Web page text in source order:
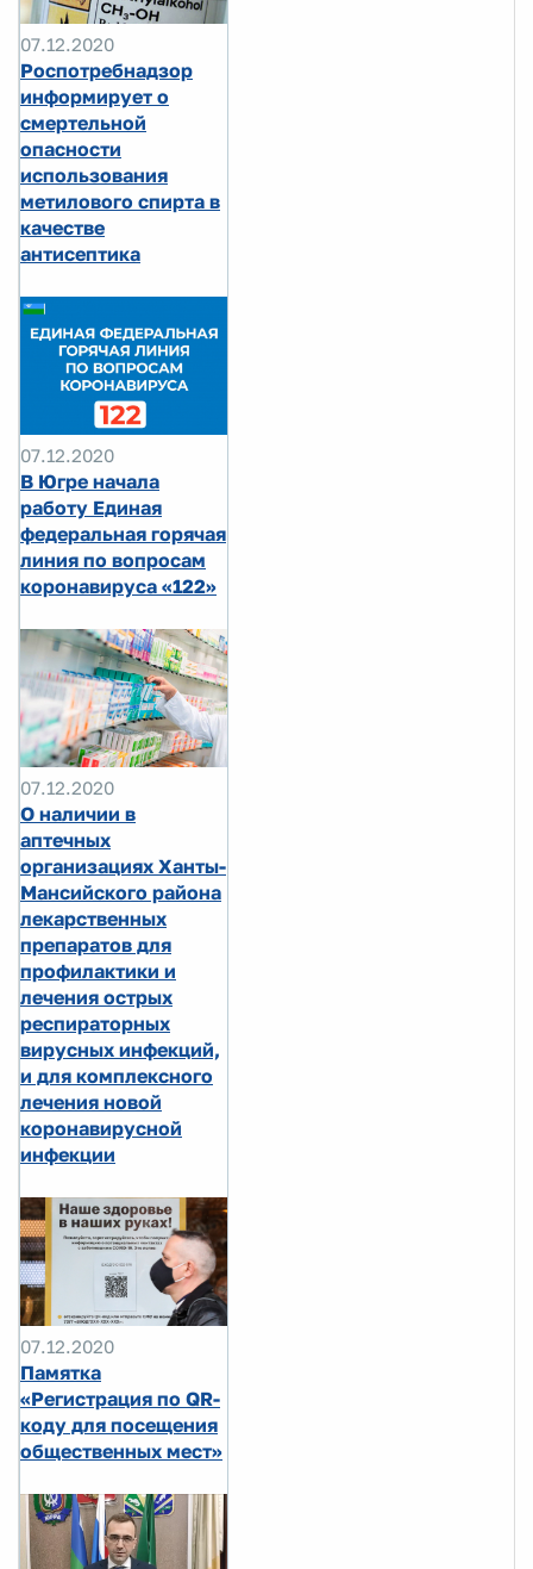
07.12.2020
Роспотребнадзор
информирует о
смертельной
опасности
использования
метилового спирта в
качестве
антисептика
07.12.2020
В Югре начала
работу Единая
федеральная горячая
линия по вопросам
коронавируса «122»
07.12.2020
О наличии в
аптечных
организациях Ханты-
Мансийского района
лекарственных
препаратов для
профилактики и
лечения острых
респираторных
вирусных инфекций,
и для комплексного
лечения новой
коронавирусной
инфекции
07.12.2020
Памятка
«Регистрация по QR-
коду для посещения
общественных мест»